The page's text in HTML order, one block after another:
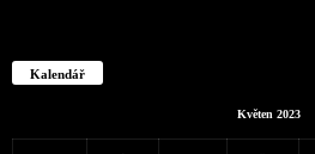
Kalendář
Květen 2023